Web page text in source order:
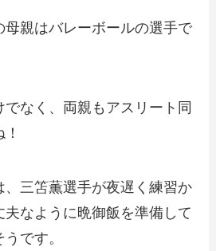
母親はバレーボールの選手で
なく、両親もアスリート同
、三笘薫選手が夜遅く練習か
夫なように晩御飯を準備して
です。